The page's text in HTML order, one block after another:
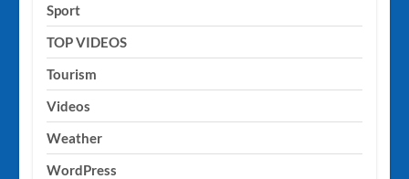
Sport
TOP VIDEOS
Tourism
Videos
Weather
WordPress